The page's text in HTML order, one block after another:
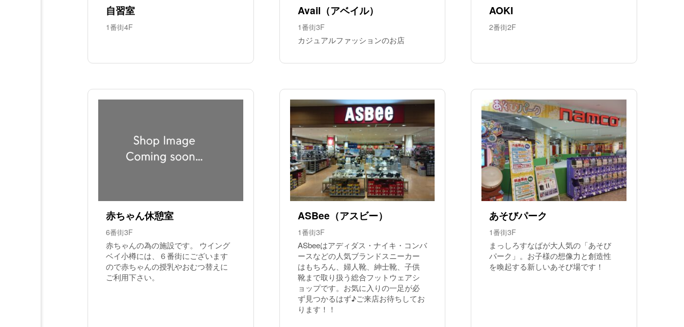
自習室
1番街4F
Avail（アベイル）
1番街3F
カジュアルファッションのお店
AOKI
2番街2F
赤ちゃん休憩室
6番街3F
赤ちゃんの為の施設です。 ウイング
ベイ小樽には、６番街にございます
ので赤ちゃんの授乳やおむつ替えに
ご利用下さい。
ASBee（アスビー）
1番街3F
ASbeeはアディダス・ナイキ・コンバ
ースなどの人気ブランドスニーカー
はもちろん、婦人靴、紳士靴、子供
靴まで取り扱う総合フットウェアシ
ョップです。お気に入りの一足が必
ず見つかるはず♪ご来店お待ちしてお
ります！！
あそびパーク
1番街3F
まっしろすなばが大人気の「あそび
パーク」。お子様の想像力と創造性
を喚起する新しいあそび場です！